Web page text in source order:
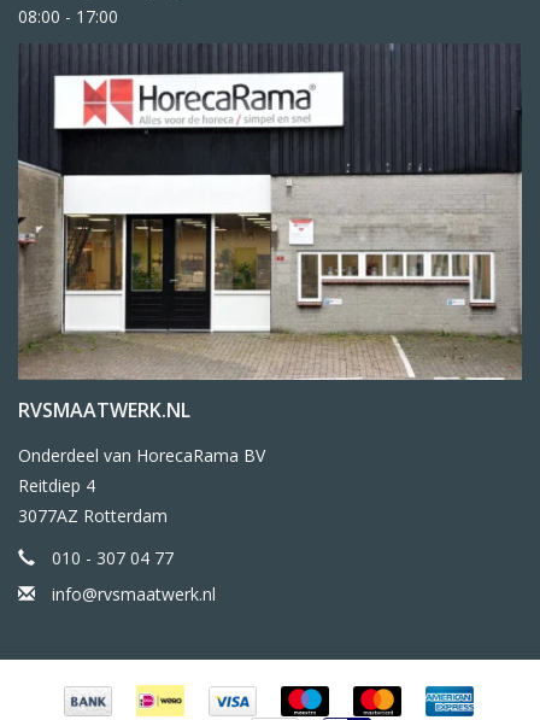
08:00 - 17:00
RVSMAATWERK.NL
Onderdeel van HorecaRama BV
Reitdiep 4
3077AZ Rotterdam
010 - 307 04 77
info@rvsmaatwerk.nl